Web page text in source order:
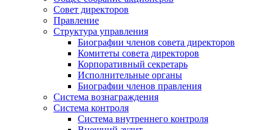
Совет директоров
Правление
Структура управления
Биографии членов совета директоров
Комитеты совета директоров
Корпоративный секретарь
Исполнительные органы
Биографии членов правления
Система вознаграждения
Система контроля
Система внутреннего контроля